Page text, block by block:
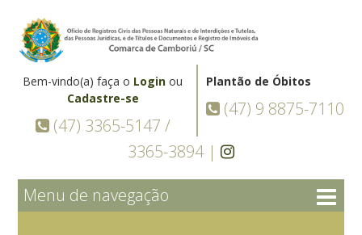
Plantão de Óbitos
(47) 9 8875-7110
Bem-vindo(a) faça o Login ou
Cadastre-se
(47) 3365-5147 /
3365-3894 |
Menu de navegação